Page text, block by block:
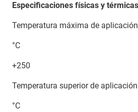
Especificaciones físicas y térmicas
Temperatura máxima de
°C
+250
Temperatura superior de
°C